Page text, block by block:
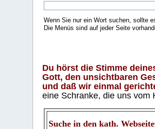
Wenn Sie nur ein Wort suchen, sollte
Die Menüs sind auf jeder Seite
Du hörst die Stimme
Gott, den unsichtbaren
und daß wir einmal
eine Schranke, die uns vom
Suche in den kath.